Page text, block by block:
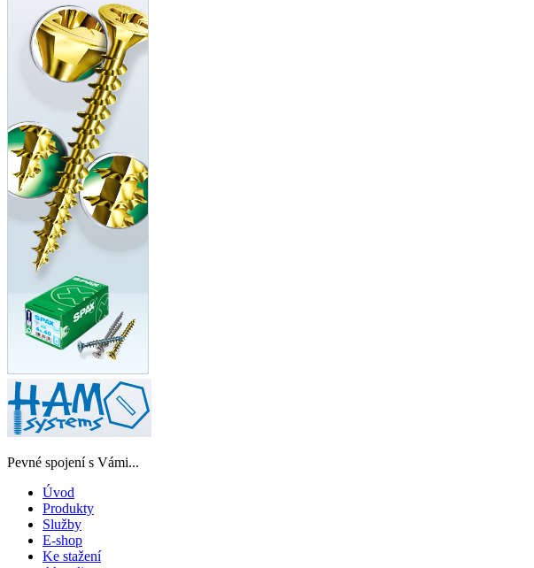
Pevné spojení s Vámi...
Úvod
Produkty
Služby
E-shop
Ke stažení